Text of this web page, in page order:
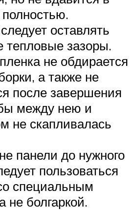
оставлять
тепловые зазоры.
не обдирается
а также не
после завершения
между нею и
не скапливалась
панели до нужного
пользоваться
специальным
не болгаркой.